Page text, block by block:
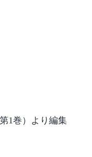
1巻）より編集